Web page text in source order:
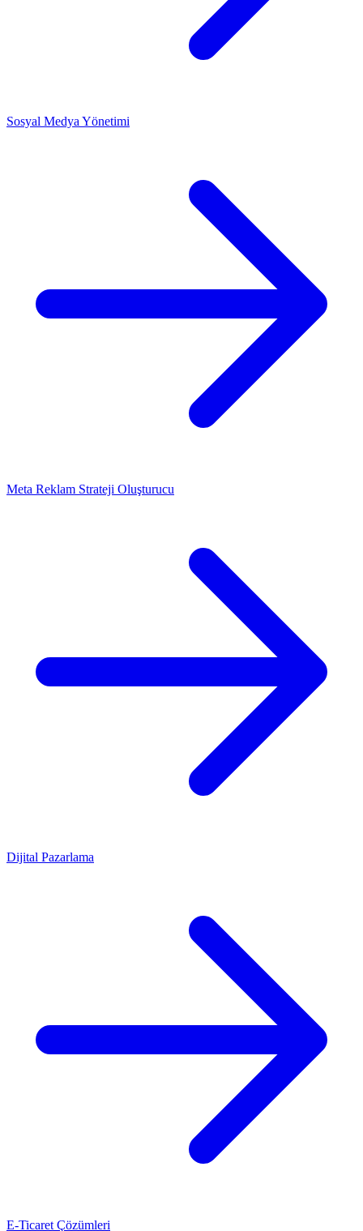
Sosyal Medya Yönetimi
Meta Reklam Strateji Oluşturucu
Dijital Pazarlama
E-Ticaret Çözümleri